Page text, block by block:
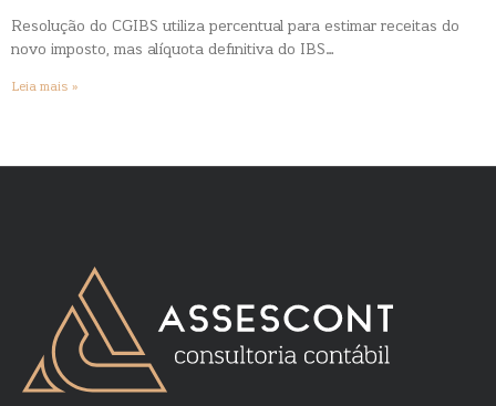
Resolução do CGIBS utiliza percentual para estimar receitas do
novo imposto, mas alíquota definitiva do IBS…
Leia mais »